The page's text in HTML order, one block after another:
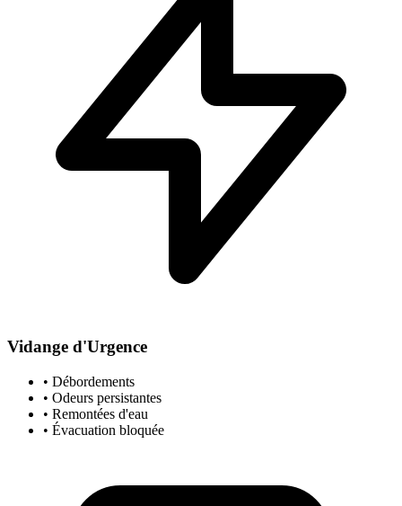
Vidange d'Urgence
• Débordements
• Odeurs persistantes
• Remontées d'eau
• Évacuation bloquée